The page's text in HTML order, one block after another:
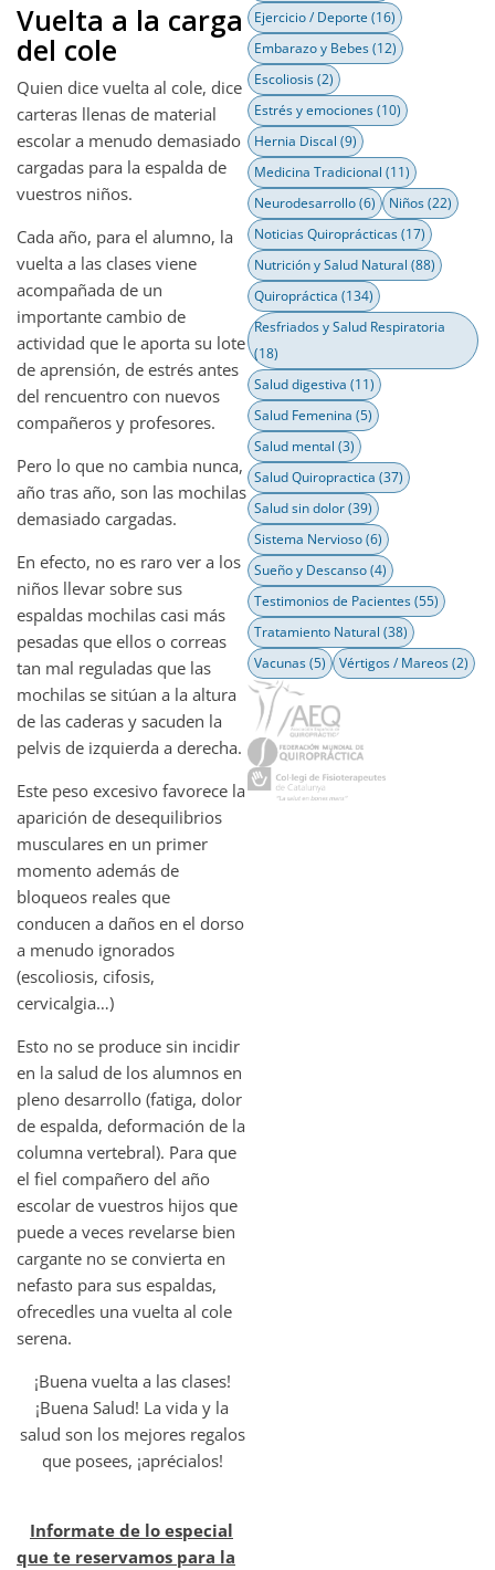
Vuelta a la carga
del cole
Quien dice vuelta al cole, dice
carteras llenas de material
escolar a menudo demasiado
cargadas para la espalda de
vuestros niños.
Cada año, para el alumno, la
vuelta a las clases viene
acompañada de un
importante cambio de
actividad que le aporta su lote
de aprensión, de estrés antes
del rencuentro con nuevos
compañeros y profesores.
Pero lo que no cambia nunca,
año tras año, son las mochilas
demasiado cargadas.
En efecto, no es raro ver a los
niños llevar sobre sus
espaldas mochilas casi más
pesadas que ellos o correas
tan mal reguladas que las
mochilas se sitúan a la altura
de las caderas y sacuden la
pelvis de izquierda a derecha.
Este peso excesivo favorece la
aparición de desequilibrios
musculares en un primer
momento además de
bloqueos reales que
conducen a daños en el dorso
a menudo ignorados
(escoliosis, cifosis,
cervicalgia…)
Esto no se produce sin incidir
en la salud de los alumnos en
pleno desarrollo (fatiga, dolor
de espalda, deformación de la
columna vertebral). Para que
el fiel compañero del año
escolar de vuestros hijos que
puede a veces revelarse bien
cargante no se convierta en
nefasto para sus espaldas,
ofrecedles una vuelta al cole
serena.
¡Buena vuelta a las clases!
¡Buena Salud! La vida y la
salud son los mejores regalos
que posees, ¡aprécialos!
Informate de lo especial
que te reservamos para la
Ejercicio / Deporte (16)
Embarazo y Bebes(12)
Escoliosis(2)
Estrés y emociones(10)
Hernia Discal (9)
Medicina Tradicional (11)
Neurodesarrollo(6) Niños(22)
Noticias Quiroprácticas(17)
Nutrición y Salud Natural (88)
Quiropráctica (134)
Resfriados y Salud Respiratoria
(18)
Salud digestiva (11)
Salud Femenina (5)
Salud mental (3)
Salud Quiropractica (37)
Salud sin dolor(39)
Sistema Nervioso(6)
Sueño y Descanso(4)
Testimonios de Pacientes(55)
Tratamiento Natural (38)
Vacunas(5) Vértigos / Mareos(2)